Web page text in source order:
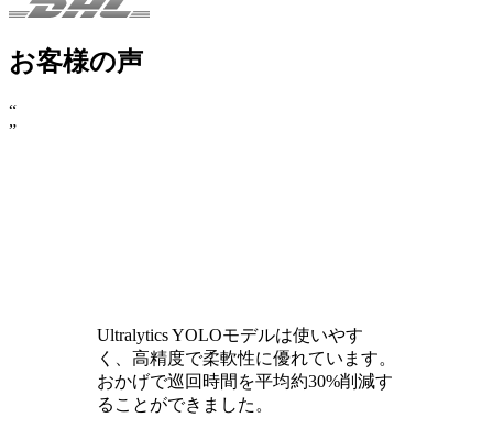
お客様の声
“
”
Ultralytics YOLOモデルは使いやす
く、高精度で柔軟性に優れています。
おかげで巡回時間を平均約30%削減す
ることができました。